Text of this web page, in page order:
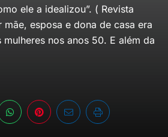
ele a idealizou”. ( Revista
mãe, esposa e dona de casa era
nos anos 50. E além da